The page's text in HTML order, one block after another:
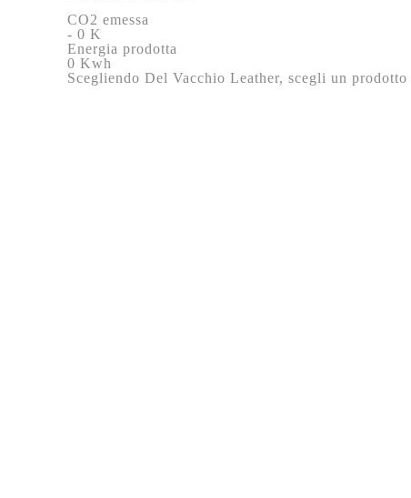
CO2 emessa
- 0 K
Energia prodotta
0 Kwh
Scegliendo Del Vacchio Leather, scegli un